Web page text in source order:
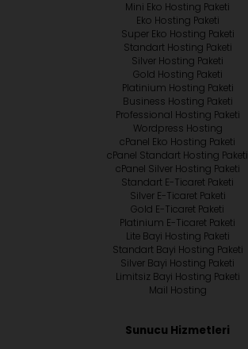
Mini Eko Hosting Paketi
Eko Hosting Paketi
Super Eko Hosting Paketi
Standart Hosting Paketi
Silver Hosting Paketi
Gold Hosting Paketi
Platinium Hosting Paketi
Business Hosting Paketi
Professional Hosting Paketi
Wordpress Hosting
cPanel Eko Hosting Paketi
cPanel Standart Hosting Paketi
cPanel Silver Hosting Paketi
Standart E-Ticaret Paketi
Silver E-Ticaret Paketi
Gold E-Ticaret Paketi
Platinium E-Ticaret Paketi
Lite Bayi Hosting Paketi
Standart Bayi Hosting Paketi
Silver Bayi Hosting Paketi
Limitsiz Bayi Hosting Paketi
Mail Hosting
Sunucu Hizmetleri